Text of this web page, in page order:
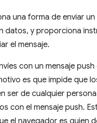
una forma de enviar un
datos, y proporciona
el mensaje.
con un mensaje
es que impide que
ser de cualquier
con el mensaje push.
el navegador es quien